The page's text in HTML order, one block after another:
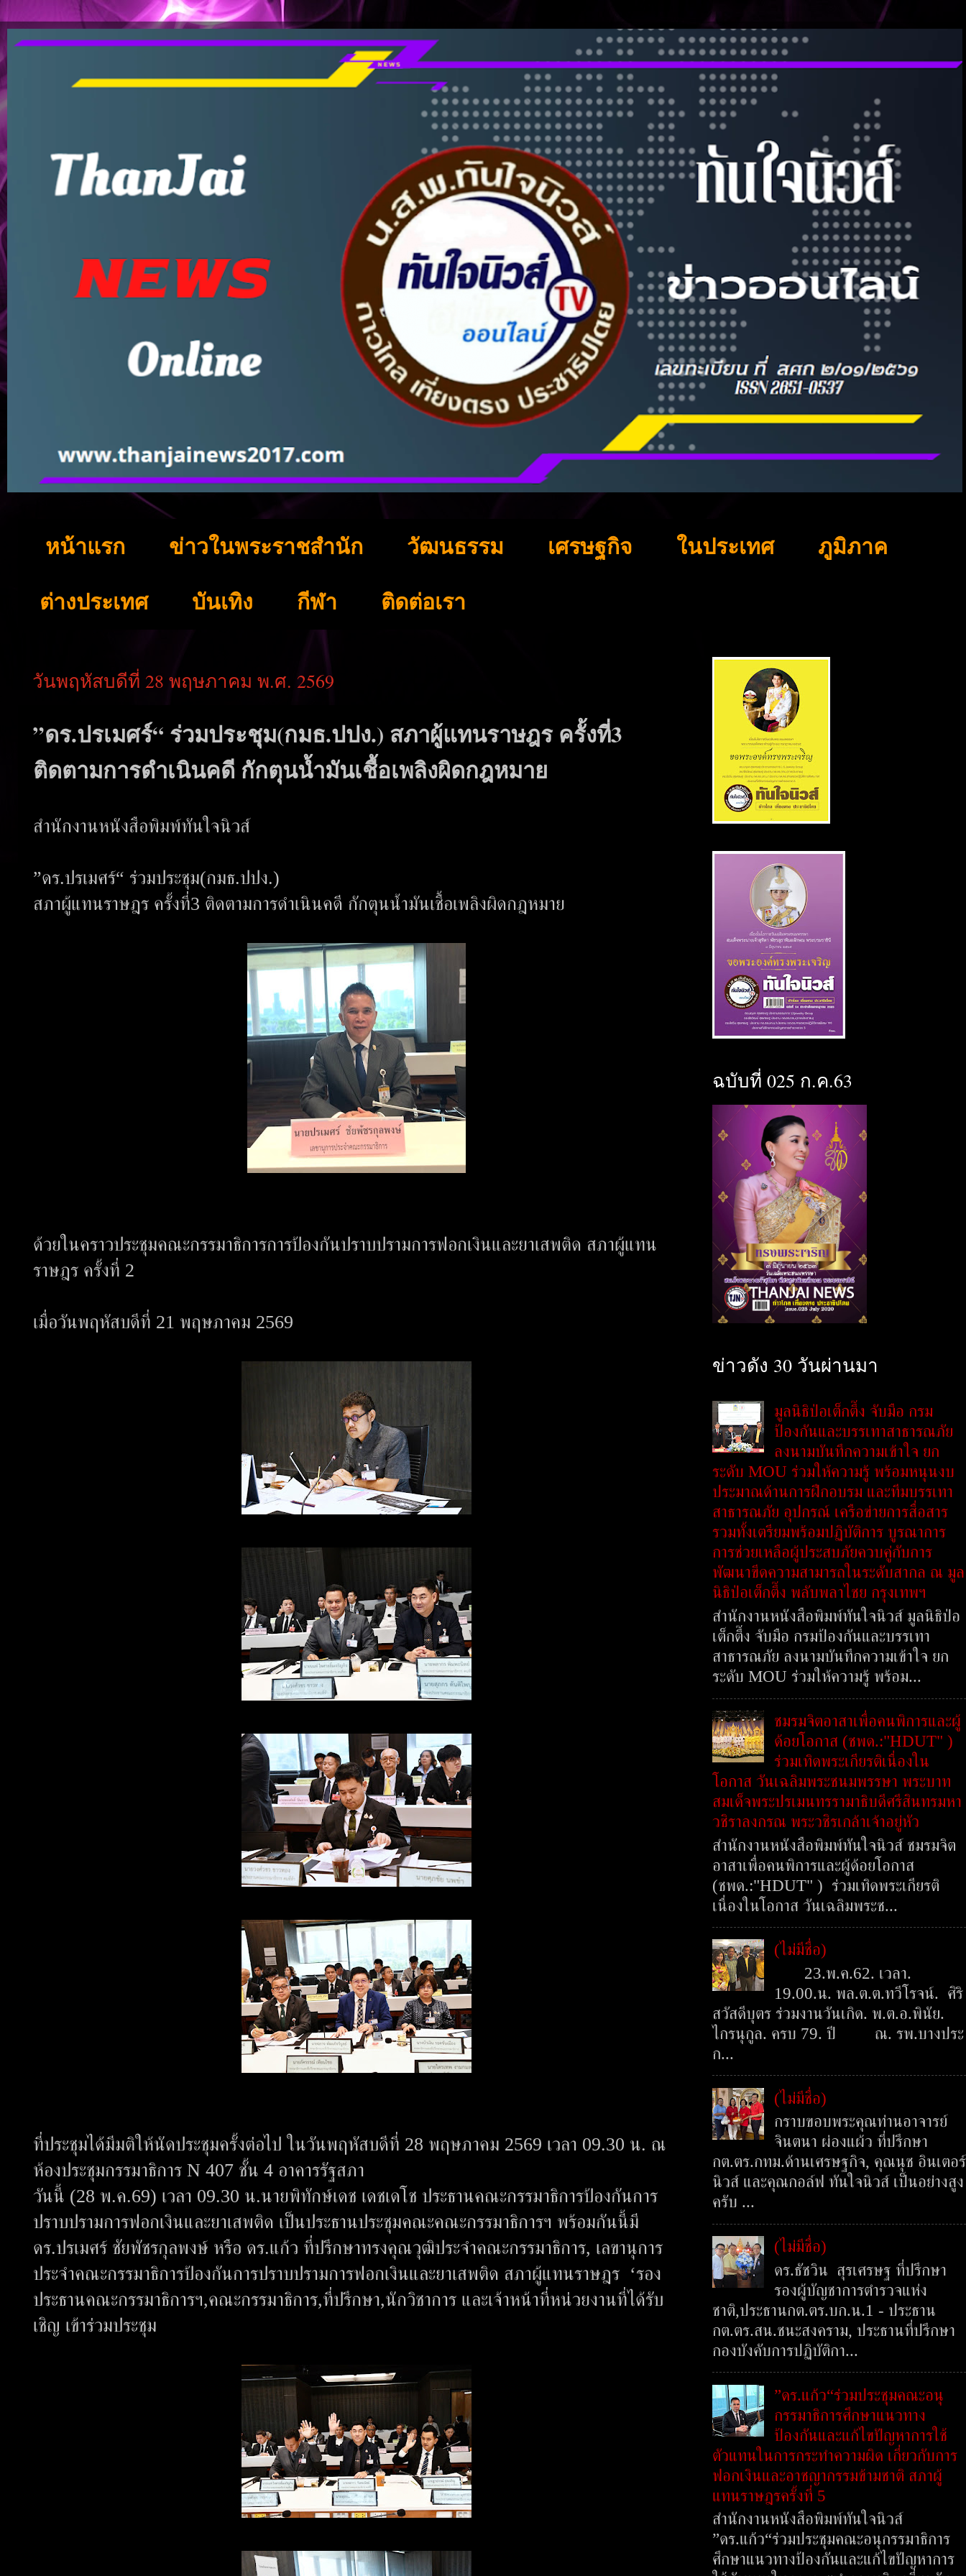
หน้าแรก ข่าวในพระราชสำนัก วัฒนธรรม เศรษฐกิจ ในประเทศ ภูมิภาค
ต่างประเทศ บันเทิง กีฬา ติดต่อเรา
วันพฤหัสบดีที่ 28 พฤษภาคม พ.ศ. 2569
”ดร.ปรเมศร์“ ร่วมประชุม(กมธ.ปปง.) สภาผู้แทนราษฎร ครั้งที่3
ติดตามการดำเนินคดี กักตุนน้ำมันเชื้อเพลิงผิดกฎหมาย
สำนักงานหนังสือพิมพ์ทันใจนิวส์
”ดร.ปรเมศร์“ ร่วมประชุม(กมธ.ปปง.)
สภาผู้แทนราษฎร ครั้งที่3 ติดตามการดำเนินคดี กักตุนน้ำมันเชื้อเพลิงผิดกฎหมาย
ด้วยในคราวประชุมคณะกรรมาธิการการป้องกันปราบปรามการฟอกเงินและยาเสพติด สภาผู้แทน
ราษฎร ครั้งที่ 2
เมื่อวันพฤหัสบดีที่ 21 พฤษภาคม 2569
ที่ประชุมได้มีมติให้นัดประชุมครั้งต่อไป ในวันพฤหัสบดีที่ 28 พฤษภาคม 2569 เวลา 09.30 น. ณ
ห้องประชุมกรรมาธิการ N 407 ชั้น 4 อาคารรัฐสภา
วันนี้ (28 พ.ค.69) เวลา 09.30 น.นายพิทักษ์เดช เดชเดโช ประธานคณะกรรมาธิการป้องกันการ
ปราบปรามการฟอกเงินและยาเสพติด เป็นประธานประชุมคณะคณะกรรมาธิการฯ พร้อมกันนี้มี
ดร.ปรเมศร์ ชัยพัชรกุลพงษ์ หรือ ดร.แก้ว ที่ปรึกษาทรงคุณวุฒิประจำคณะกรรมาธิการ, เลขานุการ
ประจำคณะกรรมาธิการป้องกันการปราบปรามการฟอกเงินและยาเสพติด สภาผู้แทนราษฎร ‘รอง
ประธานคณะกรรมาธิการฯ,คณะกรรมาธิการ,ที่ปรึกษา,นักวิชาการ และเจ้าหน้าที่หน่วยงานที่ได้รับ
เชิญ เข้าร่วมประชุม
ฉบับที่ 025 ก.ค.63
ข่าวดัง 30 วันผ่านมา
มูลนิธิป่อเต็กตึ๊ง จับมือ กรม
ป้องกันและบรรเทาสาธารณภัย
ลงนามบันทึกความเข้าใจ ยก
ระดับ MOU ร่วมให้ความรู้ พร้อมหนุนงบ
ประมาณด้านการฝึกอบรม และทีมบรรเทา
สาธารณภัย อุปกรณ์ เครือข่ายการสื่อสาร
รวมทั้งเตรียมพร้อมปฏิบัติการ บูรณาการ
การช่วยเหลือผู้ประสบภัยควบคู่กับการ
พัฒนาขีดความสามารถในระดับสากล ณ มูล
นิธิป่อเต็กตึ๊ง พลับพลาไชย กรุงเทพฯ
สำนักงานหนังสือพิมพ์ทันใจนิวส์ มูลนิธิป่อ
เต็กตึ๊ง จับมือ กรมป้องกันและบรรเทา
สาธารณภัย ลงนามบันทึกความเข้าใจ ยก
ระดับ MOU ร่วมให้ความรู้ พร้อม...
ชมรมจิตอาสาเพื่อคนพิการและผู้
ด้อยโอกาส (ชพด.:"HDUT" )
ร่วมเทิดพระเกียรติเนื่องใน
โอกาส วันเฉลิมพระชนมพรรษา พระบาท
สมเด็จพระปรเมนทรรามาธิบดีศรีสินทรมหา
วชิราลงกรณ พระวชิรเกล้าเจ้าอยู่หัว
สำนักงานหนังสือพิมพ์ทันใจนิวส์ ชมรมจิต
อาสาเพื่อคนพิการและผู้ด้อยโอกาส
(ชพด.:"HDUT" ) ร่วมเทิดพระเกียรติ
เนื่องในโอกาส วันเฉลิมพระช...
(ไม่มีชื่อ)
23.พ.ค.62. เวลา.
19.00.น. พล.ต.ต.ทวีโรจน์. ศิริ
สวัสดีบุตร ร่วมงานวันเกิด. พ.ต.อ.พินัย.
ไกรนุกูล. ครบ 79. ปี ณ. รพ.บางประ
ก...
(ไม่มีชื่อ)
กราบขอบพระคุณท่านอาจารย์
จินตนา ผ่องแผ้ว ที่ปรึกษา
กต.ตร.กทม.ด้านเศรษฐกิจ, คุณนุช อินเตอร์
นิวส์ และคุณกอล์ฟ ทันใจนิวส์ เป็นอย่างสูง
ครับ ...
(ไม่มีชื่อ)
ดร.ธัชวิน สุรเศรษฐ ที่ปรึกษา
รองผู้บัญชาการตำรวจแห่ง
ชาติ,ประธานกต.ตร.บก.น.1 - ประธาน
กต.ตร.สน.ชนะสงคราม, ประธานที่ปรึกษา
กองบังคับการปฏิบัติกา...
”ดร.แก้ว“ร่วมประชุมคณะอนุ
กรรมาธิการศึกษาแนวทาง
ป้องกันและแก้ไขปัญหาการใช้
ตัวแทนในการกระทำความผิด เกี่ยวกับการ
ฟอกเงินและอาชญากรรมข้ามชาติ สภาผู้
แทนราษฎรครั้งที่ 5
สำนักงานหนังสือพิมพ์ทันใจนิวส์
”ดร.แก้ว“ร่วมประชุมคณะอนุกรรมาธิการ
ศึกษาแนวทางป้องกันและแก้ไขปัญหาการ